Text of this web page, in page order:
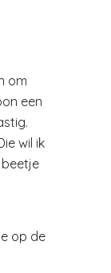
om
een
wil ik
beetje
op de